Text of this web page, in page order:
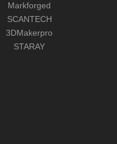
Markforged
SCANTECH
3DMakerpro
STARAY